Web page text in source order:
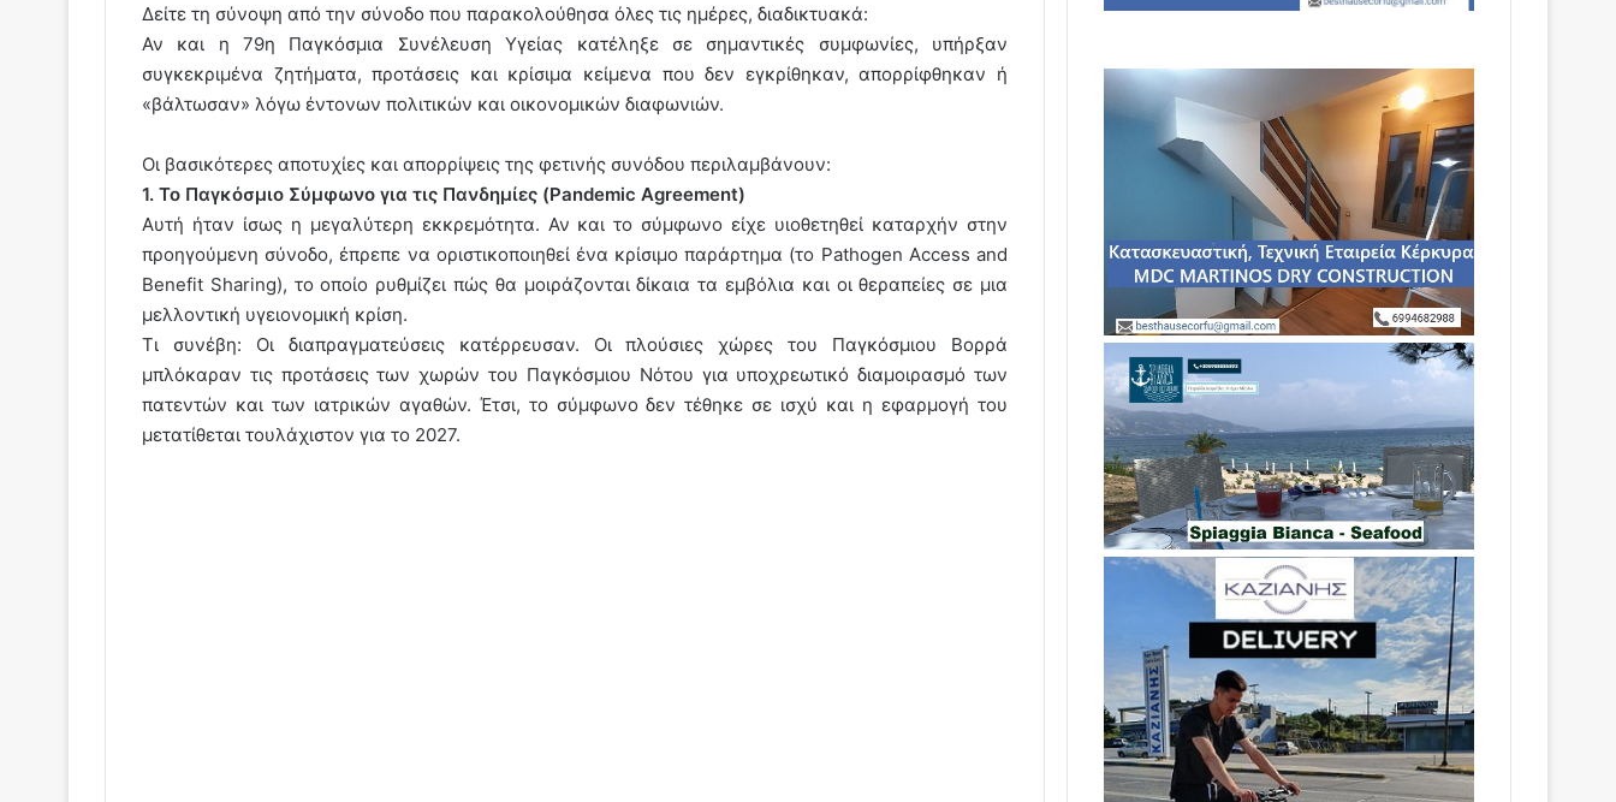
Δείτε τη σύνοψη από την σύνοδο που παρακολούθησα όλες τις ημέρες, διαδικτυακά:
Αν και η 79η Παγκόσμια Συνέλευση Υγείας κατέληξε σε σημαντικές συμφωνίες, υπήρξαν
συγκεκριμένα ζητήματα, προτάσεις και κρίσιμα κείμενα που δεν εγκρίθηκαν, απορρίφθηκαν ή
«βάλτωσαν» λόγω έντονων πολιτικών και οικονομικών διαφωνιών.
Οι βασικότερες αποτυχίες και απορρίψεις της φετινής συνόδου περιλαμβάνουν:
1. Το Παγκόσμιο Σύμφωνο για τις Πανδημίες (Pandemic Agreement)
Αυτή ήταν ίσως η μεγαλύτερη εκκρεμότητα. Αν και το σύμφωνο είχε υιοθετηθεί καταρχήν στην
προηγούμενη σύνοδο, έπρεπε να οριστικοποιηθεί ένα κρίσιμο παράρτημα (το Pathogen Access and
Benefit Sharing), το οποίο ρυθμίζει πώς θα μοιράζονται δίκαια τα εμβόλια και οι θεραπείες σε μια
μελλοντική υγειονομική κρίση.
Τι συνέβη: Οι διαπραγματεύσεις κατέρρευσαν. Οι πλούσιες χώρες του Παγκόσμιου Βορρά
μπλόκαραν τις προτάσεις των χωρών του Παγκόσμιου Νότου για υποχρεωτικό διαμοιρασμό των
πατεντών και των ιατρικών αγαθών. Έτσι, το σύμφωνο δεν τέθηκε σε ισχύ και η εφαρμογή του
μετατίθεται τουλάχιστον για το 2027.